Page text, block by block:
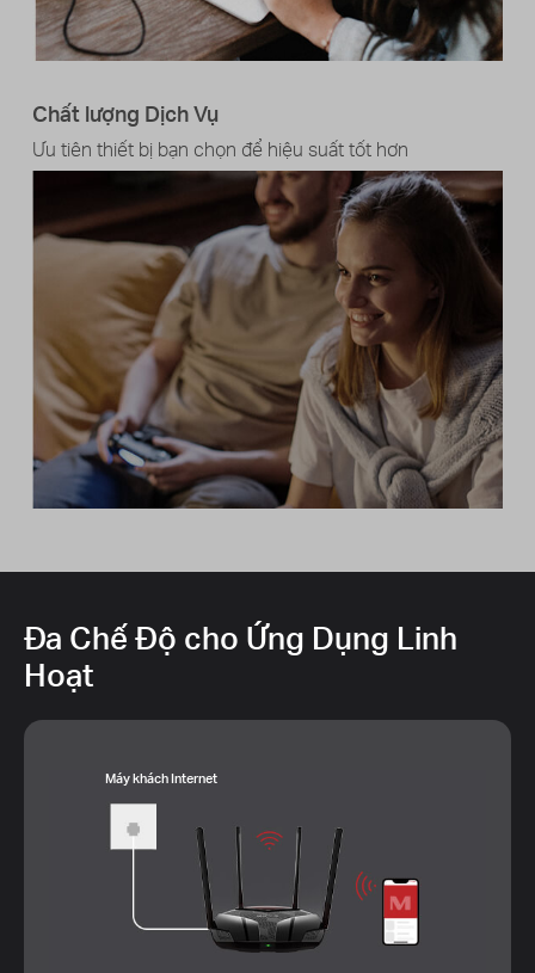
Chất lượng Dịch Vụ
Ưu tiên thiết bị bạn chọn để hiệu suất tốt hơn
Đa Chế Độ cho Ứng Dụng Linh
Hoạt
Máy khách Internet